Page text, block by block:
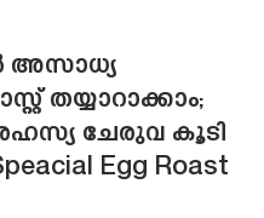
അസാധ്യ
തയ്യാറാക്കാം;
ചേരുവ കൂടി
Egg Roast